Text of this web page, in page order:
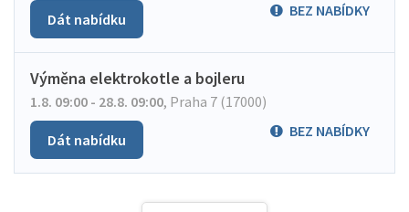
BEZ NABÍDKY
Dát nabídku
Výměna elektrokotle a bojleru
1.8. 09:00 - 28.8. 09:00, Praha 7 (17000)
BEZ NABÍDKY
Dát nabídku